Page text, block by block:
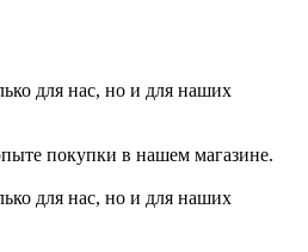
для нас, но и для наших
покупки в нашем магазине.
для нас, но и для наших